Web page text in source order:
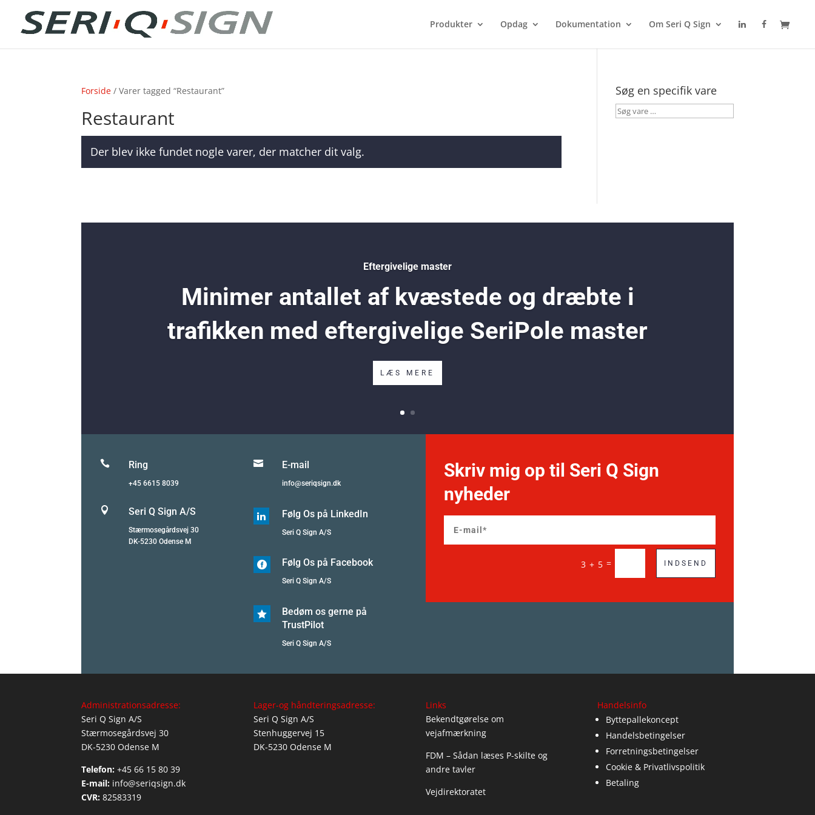
Produkter Opdag Dokumentation Om Seri Q Sign
Forside / Varer tagged “Restaurant”
Restaurant
Der blev ikke fundet nogle varer, der matcher dit valg.
Søg en specifik vare
Søg
Eftergivelige master
Minimer antallet af kvæstede og dræbte i
trafikken med eftergivelige SeriPole master
LÆS MERE
 Ring
+45 6615 8039
 Seri Q Sign A/S
Stærmosegårdsvej 30
DK-5230 Odense M
 E-mail
info@seriqsign.dk
 Følg Os på LinkedIn
Seri Q Sign A/S
 Følg Os på Facebook
Seri Q Sign A/S

Bedøm os gerne på
TrustPilot
Seri Q Sign A/S
Skriv mig op til Seri Q Sign
nyheder
3 + 5 = INDSEND
Administrationsadresse:
Seri Q Sign A/S
Stærmosegårdsvej 30
DK-5230 Odense M
Telefon: +45 66 15 80 39
E-mail: info@seriqsign.dk
CVR: 82583319
Lager-og håndteringsadresse:
Seri Q Sign A/S
Stenhuggervej 15
DK-5230 Odense M
Links
Bekendtgørelse om
vejafmærkning
FDM – Sådan læses P-skilte og
andre tavler
Vejdirektoratet
Handelsinfo
Byttepallekoncept
Handelsbetingelser
Forretningsbetingelser
Cookie & Privatlivspolitik
Betaling